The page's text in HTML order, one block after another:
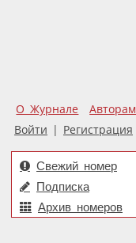
О Журнале Авторам
Войти | Регистрация
Свежий номер
Подписка
Архив номеров